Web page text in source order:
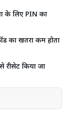
और कब